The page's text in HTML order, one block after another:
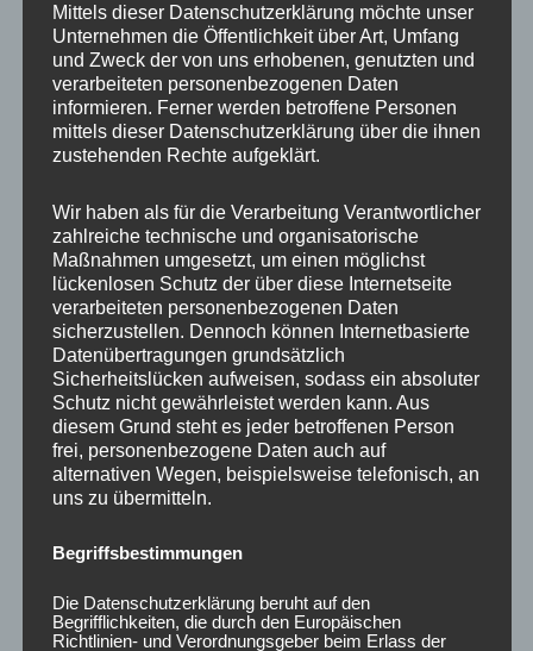
Ähnliche Produkte
20x Radmutter LUG
NUTS OFFEN M12 x
1,25 x 45 mm
Kegelbund 60° Neo
60,00€ *
Bewertet
mit
20x Radmutter M12 x
1,25 x 35 mm
Kegelbund 60° Grün
35,00€ *
Bewertet
mit
0
Mittels dieser Datenschutzerklärung möchte unser
Unternehmen die Öffentlichkeit über Art, Umfang
und Zweck der von uns erhobenen, genutzten und
verarbeiteten personenbezogenen Daten
informieren. Ferner werden betroffene Personen
mittels dieser Datenschutzerklärung über die ihnen
zustehenden Rechte aufgeklärt.
Wir haben als für die Verarbeitung Verantwortlicher
zahlreiche technische und organisatorische
Maßnahmen umgesetzt, um einen möglichst
lückenlosen Schutz der über diese Internetseite
verarbeiteten personenbezogenen Daten
sicherzustellen. Dennoch können Internetbasierte
Datenübertragungen grundsätzlich
Sicherheitslücken aufweisen, sodass ein absoluter
Schutz nicht gewährleistet werden kann. Aus
diesem Grund steht es jeder betroffenen Person
frei, personenbezogene Daten auch auf
alternativen Wegen, beispielsweise telefonisch, an
uns zu übermitteln.
Begriffsbestimmungen
Die Datenschutzerklärung beruht auf den
Begrifflichkeiten, die durch den Europäischen
Richtlinien- und Verordnungsgeber beim Erlass der